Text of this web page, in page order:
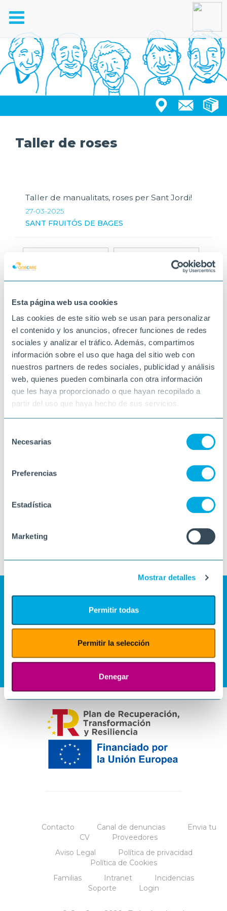
Esta página web usa cookies
Las cookies de este sitio web se usan para personalizar
el contenido y los anuncios, ofrecer funciones de redes
sociales y analizar el tráfico. Además, compartimos
información sobre el uso que haga del sitio web con
nuestros partners de redes sociales, publicidad y análisis
web, quienes pueden combinarla con otra información
que les haya proporcionado o que hayan recopilado a
partir del uso que haya hecho de sus servicios.
Necesarias
Preferencias
Estadística
Marketing
Mostrar detalles
Permitir todas
Permitir la selección
Denegar
Toggle
navigation
Taller de roses
Taller de manualitats, roses per Sant Jordi!
27-03-2025
SANT FRUITÓS DE BAGES
Contacto Canal de denuncias
Envia tu
CV
Proveedores
Aviso Legal
Política de privacidad
Política de Cookies
Familias
Intranet
Incidencias
Soporte
Login